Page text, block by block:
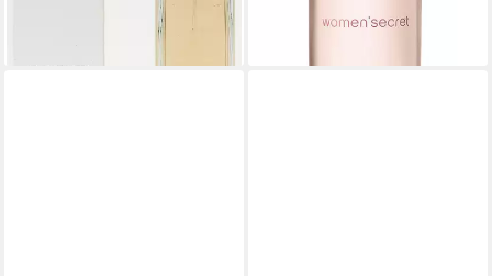
lieferbar - in 8-10 Werktagen bei